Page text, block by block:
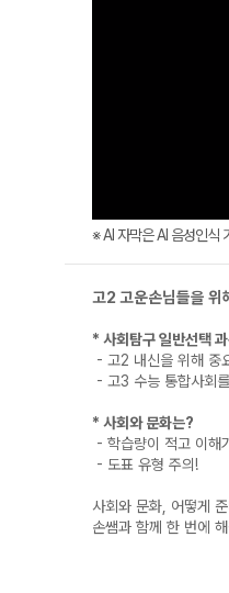
※ AI 자막은 AI 음성인식
고2 고운손님들을 위
* 사회탐구 일반선택
- 고2 내신을 위해 중
- 고3 수능 통합사회
* 사회와 문화는?
- 학습량이 적고 이해
- 도표 유형 주의!
사회와 문화, 어떻게
손쌤과 함께 한 번에